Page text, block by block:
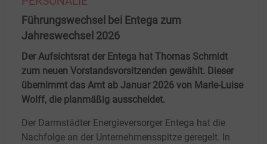
Führungswechsel bei Entega zum
Jahreswechsel 2026
Der Aufsichtsrat der Entega hat Thomas Schmidt
zum neuen Vorstandsvorsitzenden gewählt. Dieser
übernimmt das Amt ab Januar 2026 von Marie-Luise
Wolff, die planmäßig ausscheidet.
Der Darmstädter Energieversorger Entega hat die
Nachfolge an der Unternehmensspitze geregelt. In